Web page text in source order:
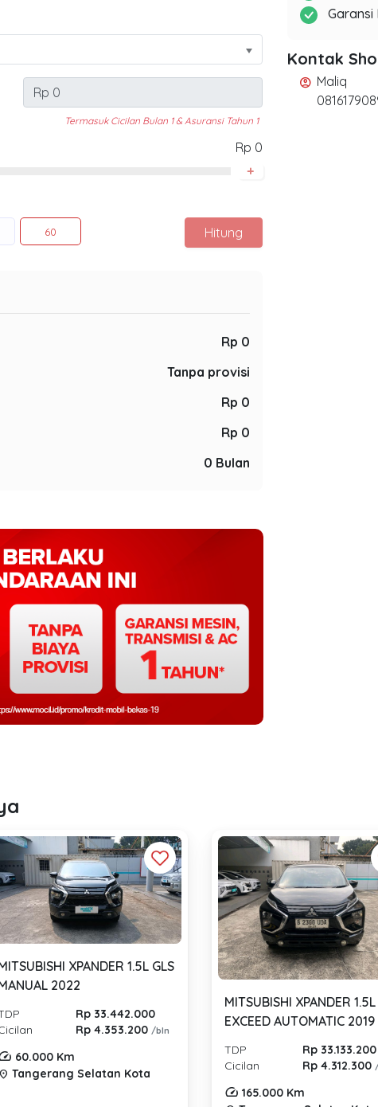
Termasuk Cicilan Bulan 1 & Asuransi Tahun 1
Rp 0
+
60 Hitung
Rp 0
Tanpa provisi
Rp 0
Rp 0
0 Bulan
Garansi
Kontak
account_circle Maliq
XPANDER 1.5L GLS
2022
Rp 33.442.000
Rp 4.353.200/bln
60.000 Km
location_on Tangerang Selatan Kota
MITSUBISHI XPANDER 1.5L
EXCEED AUTOMATIC 2019
TDP
Rp 33.133.200
Cicilan
Rp 4.312.300
165.000 Km